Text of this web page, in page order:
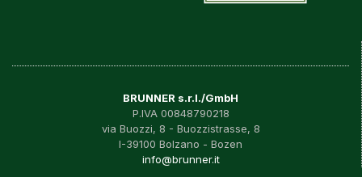
BRUNNER s.r.l./GmbH
P.IVA 00848790218
via Buozzi, 8 - Buozzistrasse, 8
I-39100 Bolzano - Bozen
info@brunner.it